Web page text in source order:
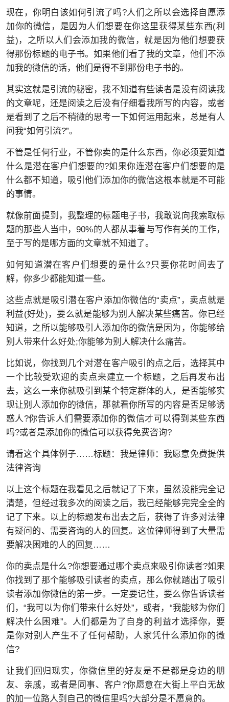
现在，你明白该如何引流了吗?人们之所以会选择自愿添
加你的微信，是因为人们想要在你这里获得某些东西(利
益)，之所以人们会添加我的微信，就是因为他们想要获
得那份标题的电子书。如果他们看了我的文章，他们不添
加我的微信的话，他们是得不到那份电子书的。
其实这就是引流的秘密，我不知道有些读者是没有阅读我
的文章呢，还是阅读之后没有仔细看我所写的内容，或者
是看到了之后不稍微的思考一下如何运用起来，总是有人
问我“如何引流?”。
不管是任何行业，不管你卖的是什么东西，你必须要知道
什么是潜在客户们想要的?如果你连潜在客户们想要的是
什么都不知道，吸引他们添加你的微信这根本就是不可能
的事情。
就像前面提到，我整理的标题电子书，我敢说向我索取标
题的那些人当中，90%的人都从事着与写作有关的工作，
至于写的是哪方面的文章就不知道了。
如何知道潜在客户们想要的是什么?只要你花时间去了
解，你多少都能知道一些。
这些点就是吸引潜在客户添加你微信的“卖点”，卖点就是
利益(好处)，要么就是能够为别人解决某些痛苦。你已经
知道，之所以能够吸引人添加你的微信是因为，你能够给
别人带来什么好处;你能够为别人解决什么痛苦。
比如说，你找到几个对潜在客户吸引的点之后，选择其中
一个比较受欢迎的卖点来建立一个标题，之后再发布出
去，这么一来你就吸引到某个特定群体的人，是否能够实
现让别人添加你的微信，那就看你所写的内容是否足够诱
惑人?你告诉人们需要添加你的微信才可以得到某些东西
吗?或者是添加你的微信可以获得免费咨询?
请看这个具体例子……标题：我是律师：我愿意免费提供
法律咨询
以上这个标题在我看见之后就记了下来，虽然没能完全记
清楚，但经过我多次的阅读之后，我已经能够完完全全的
记了下来。以上的标题发布出去之后，获得了许多对法律
有疑问的、需要咨询的人的回复。这位律师得到了大量需
要解决困难的人的回复……
你的卖点是什么?你想要通过哪个卖点来吸引你读者?如果
你找到了那个能够吸引读者的卖点，那么你就踏出了吸引
读者添加你微信的第一步。一定要记住，要么你告诉读者
们，“我可以为你们带来什么好处”，或者，“我能够为你们
解决什么困难”。人们都是为了自身的利益才选择你，要
是你对别人产生不了任何帮助，人家凭什么添加你的微
信?
让我们回归现实，你微信里的好友是不是都是身边的朋
友、亲戚，或者是同事、客户?你愿意在大街上平白无故
的加一位路人到自己的微信里吗?大部分是不愿意的。